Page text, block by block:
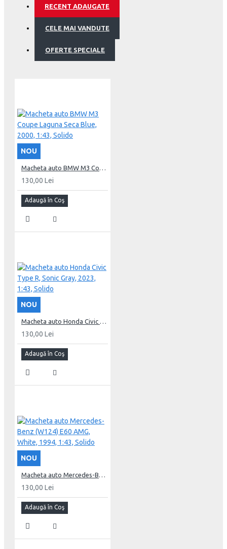
inclusiv TVA.
Nu este destinat copiilor sub 14 ani. Destinata exclusiv
RECENT ADAUGATE
CELE MAI VANDUTE
OFERTE SPECIALE
NOU
130,00 Lei
Adaugă în Coş
NOU
130,00 Lei
Adaugă în Coş
NOU
130,00 Lei
Adaugă în Coş